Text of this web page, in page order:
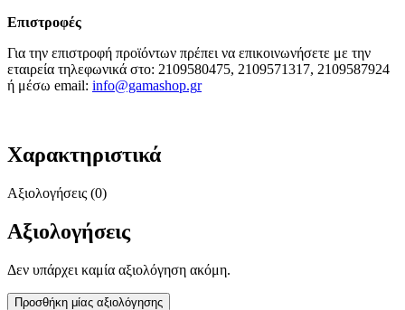
Επιστροφές
Για την επιστροφή προϊόντων πρέπει να επικοινωνήσετε με την
εταιρεία τηλεφωνικά στο: 2109580475, 2109571317, 2109587924
ή μέσω email: info@gamashop.gr
Χαρακτηριστικά
Αξιολογήσεις (0)
Αξιολογήσεις
Δεν υπάρχει καμία αξιολόγηση ακόμη.
Προσθήκη μίας αξιολόγησης